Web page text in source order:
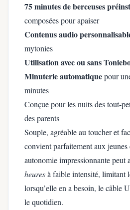
75 minutes de berceuses
composées pour apaiser
Contenus audio
mytonies
Utilisation avec ou sans
Minuterie automatiquepour
minutes
Conçue pour les nuits des tout-
des parents
Souple, agréable au toucher et
convient parfaitement aux jeunes
autonomie impressionnante peut
heuresà faible intensité, limitant
lorsqu’elle en a besoin, le câble
le quotidien.